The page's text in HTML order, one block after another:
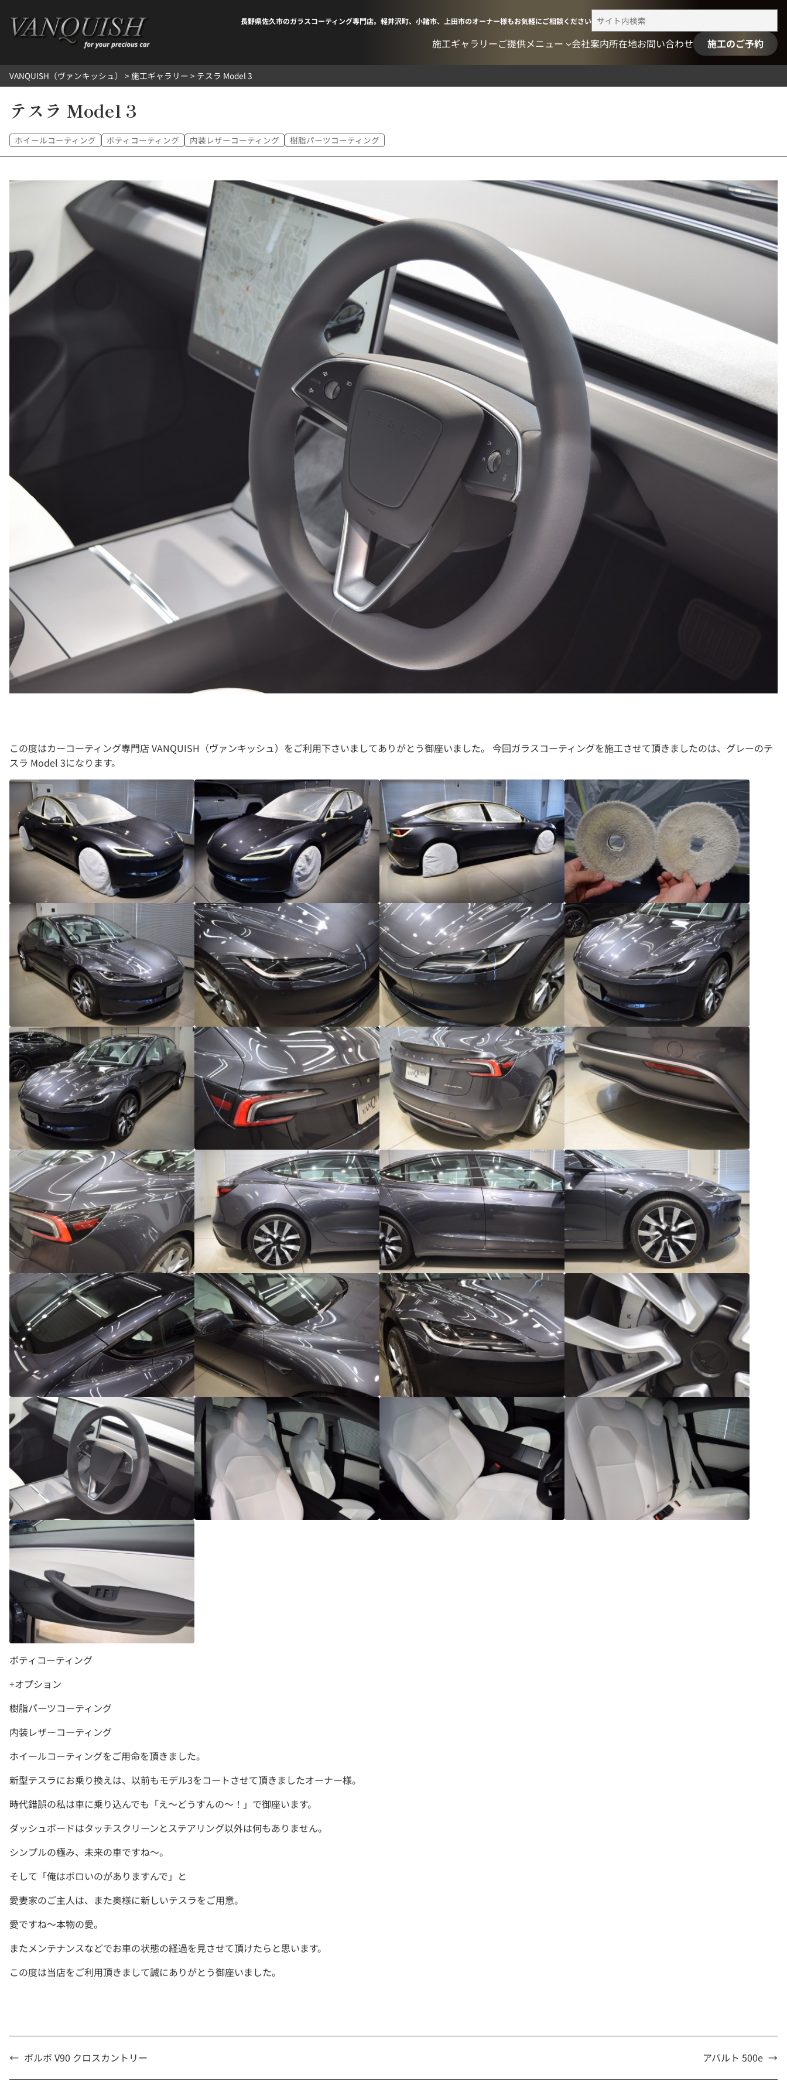
キ
長野県佐久市のガラスコーティング専門店。軽井沢町、小諸市、上田市のオーナー様もお気軽にご相談ください検
索
施工ギャラリーご提供メニュー 会社案内所在地お問い合わせ 施工のご予約
VANQUISH（ヴァンキッシュ） > 施工ギャラリー > テスラ Model 3
テスラ Model 3
ホイールコーティング ボティコーティング 内装レザーコーティング 樹脂パーツコーティング
この度はカーコーティング専門店 VANQUISH（ヴァンキッシュ）をご利用下さいましてありがとう御座いました。 今回ガラスコーティングを施工させて頂きましたのは、グレーのテ
スラ Model 3になります。
ボティコーティング
+オプション
樹脂パーツコーティング
内装レザーコーティング
ホイールコーティングをご用命を頂きました。
新型テスラにお乗り換えは、以前もモデル3をコートさせて頂きましたオーナー様。
時代錯誤の私は車に乗り込んでも「え～どうすんの～！」で御座います。
ダッシュボードはタッチスクリーンとステアリング以外は何もありません。
シンプルの極み、未来の車ですね～。
そして「俺はボロいのがありますんで」と
愛妻家のご主人は、また奥様に新しいテスラをご用意。
愛ですね～本物の愛。
またメンテナンスなどでお車の状態の経過を見させて頂けたらと思います。
この度は当店をご利用頂きまして誠にありがとう御座いました。
← ボルボ V90 クロスカントリー アバルト 500e →